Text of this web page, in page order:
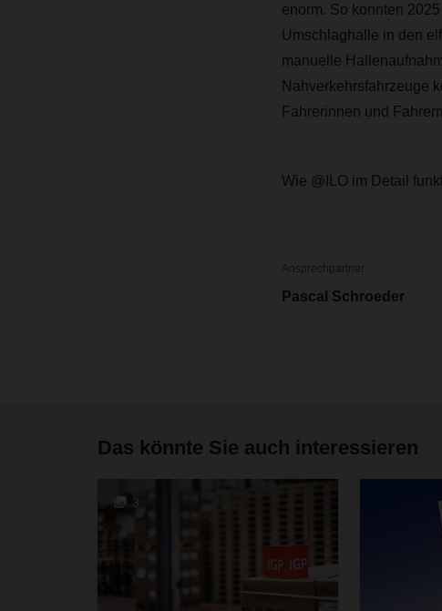
enorm. So konnten
Umschlaghalle in den
manuelle
Nahverkehrsfahrzeuge
Fahrerinnen und
Wie @ILO im Detail
Ansprechpartner
Pascal Schroeder
Das könnte Sie auch interessieren
3